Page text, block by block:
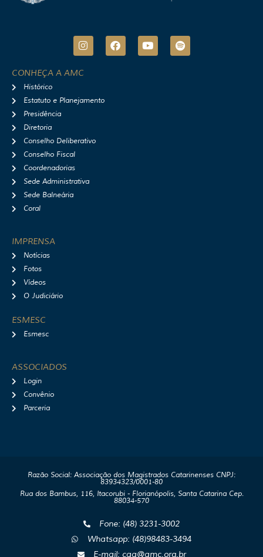
I
n
t
r
F
a
Y
o
S
p
CONHEÇA A AMC
Histórico
Estatuto e Planejamento
Presidência
Diretoria
Conselho Deliberativo
Conselho Fiscal
Coordenadorias
Sede Administrativa
Sede Balneária
Coral
IMPRENSA
Notícias
Fotos
Vídeos
O Judiciário
ESMESC
Esmesc
ASSOCIADOS
Login
Convênio
Parceria
Razão Social: Associação dos Magistrados Catarinenses CNPJ:
83934323/0001-80
Rua dos Bambus, 116, Itacorubi - Florianópolis, Santa Catarina Cep.
88034-570
Fone: (48) 3231-3002
Whatsapp: (48)98483-3494
E-mail: caa@amc.org.br